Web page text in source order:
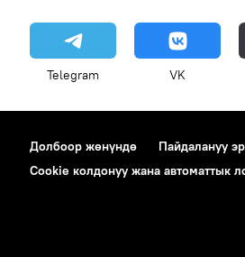
Telegram VK
Долбоор жөнүндө Пайдалануу
Cookie колдонуу жана автоматтык